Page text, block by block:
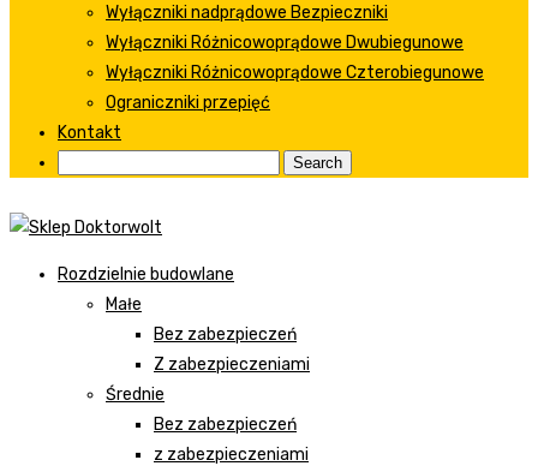
Wyłączniki nadprądowe Bezpieczniki
Wyłączniki Różnicowoprądowe Dwubiegunowe
Wyłączniki Różnicowoprądowe Czterobiegunowe
Ograniczniki przepięć
Kontakt
Rozdzielnie budowlane
Małe
Bez zabezpieczeń
Z zabezpieczeniami
Średnie
Bez zabezpieczeń
z zabezpieczeniami